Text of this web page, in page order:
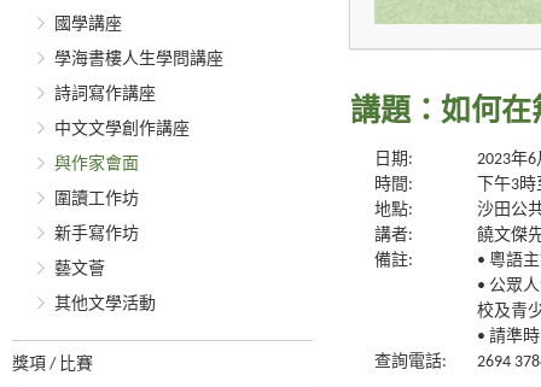
國學講座
學海書樓人生學問講座
詩詞寫作講座
中文文學創作講座
與作家會面
圍讀工作坊
新手寫作坊
藝文薈
其他文學活動
獎項 / 比賽
講題：如何
日期:
2023年
時間:
下午3
地點:
沙田公
講者:
饒文傑
備註:
• 粵語
• 公眾
校及青
• 請準
查詢電話:
2694